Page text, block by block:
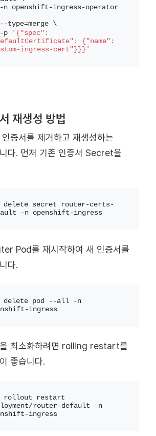
n openshift-ingress-operator
type=merge \
p
'{"spec":
{"name":
ingress-cert"}}}'
재생성 방법
증서를 제거하고 재생성하는
다. 먼저 기존 인증서 Secret을
delete secret router-certs-
-n openshift-ingress
Pod를 재시작하여 새 인증서를
다.
delete pod --all -n
ingress
최소화하려면 rolling restart를
좋습니다.
rollout restart
router-default -n
ingress